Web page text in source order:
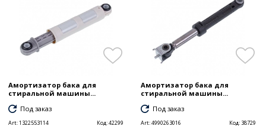
Амортизатор бака для
стиральной машины...
Под заказ
Art:1322553114 Код:42299
Амортизатор бака для
стиральной машины...
Под заказ
Art:4990263016 Код: 38729